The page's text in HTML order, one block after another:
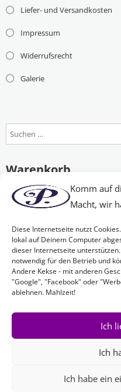
Komm auf
Macht, wir
Diese Internetseite nutzt
lokal auf Deinem Computer
dieser Internetseite
notwendig für den Betrieb und
Andere Kekse - mit anderen
"Google", "Facebook" oder
ablehnen. Mahlzeit!
Ich
Ich
Ich habe ein
Liefer- und Versandkosten
Impressum
Widerrufsrecht
Galerie
Warenkorb
Es befinden sich keine Produkte
Nichts Passendes
Wenn Sie nach etwas
Ihren Wünschen entsprechend
einfach!